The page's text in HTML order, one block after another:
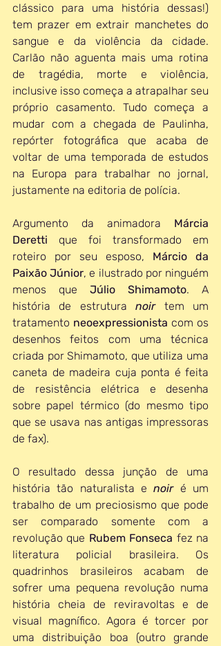
clássico para uma história dessas!)
tem prazer em extrair manchetes do
sangue e da violência da cidade.
Carlão não aguenta mais uma rotina
de tragédia, morte e violência,
inclusive isso começa a atrapalhar seu
próprio casamento. Tudo começa a
mudar com a chegada de Paulinha,
repórter fotográfica que acaba de
voltar de uma temporada de estudos
na Europa para trabalhar no jornal,
justamente na editoria de polícia.
Argumento da animadora Márcia
Deretti que foi transformado em
roteiro por seu esposo, Márcio da
Paixão Júnior, e ilustrado por ninguém
menos que Júlio Shimamoto. A
história de estrutura noir
tem um
tratamento neoexpressionista com os
desenhos feitos com uma técnica
criada por Shimamoto, que utiliza uma
caneta de madeira cuja ponta é feita
de resistência elétrica e desenha
sobre papel térmico (do mesmo tipo
que se usava nas antigas impressoras
de fax).
O resultado dessa junção de uma
história tão naturalista e noir é um
trabalho de um preciosismo que pode
ser comparado somente com a
revolução que Rubem Fonseca fez na
literatura policial brasileira. Os
quadrinhos brasileiros acabam de
sofrer uma pequena revolução numa
história cheia de reviravoltas e de
visual magnífico. Agora é torcer por
uma distribuição boa (outro grande